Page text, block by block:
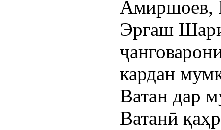
Амиршоев,
Эргаш
кардан
Ватан дар
Ватанӣ